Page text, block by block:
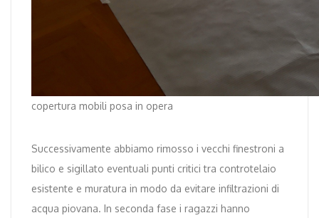
copertura mobili posa in opera
Successivamente abbiamo rimosso i vecchi finestroni a
bilico e sigillato eventuali punti critici tra controtelaio
esistente e muratura in modo da evitare infiltrazioni di
acqua piovana. In seconda fase i ragazzi hanno